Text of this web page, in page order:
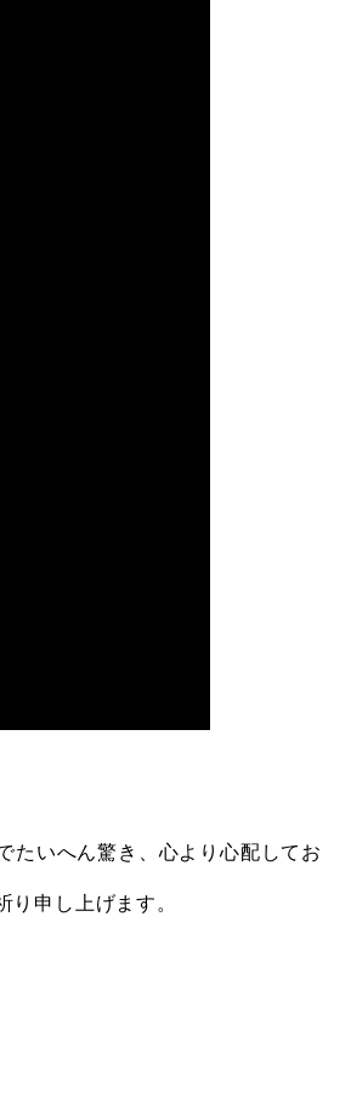
たいへん驚き、心より心配してお
申し上げます。